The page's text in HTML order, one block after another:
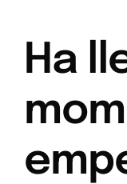
Ha